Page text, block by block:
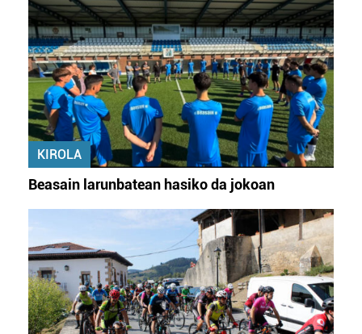
KIROLA
Beasain larunbatean hasiko da jokoan